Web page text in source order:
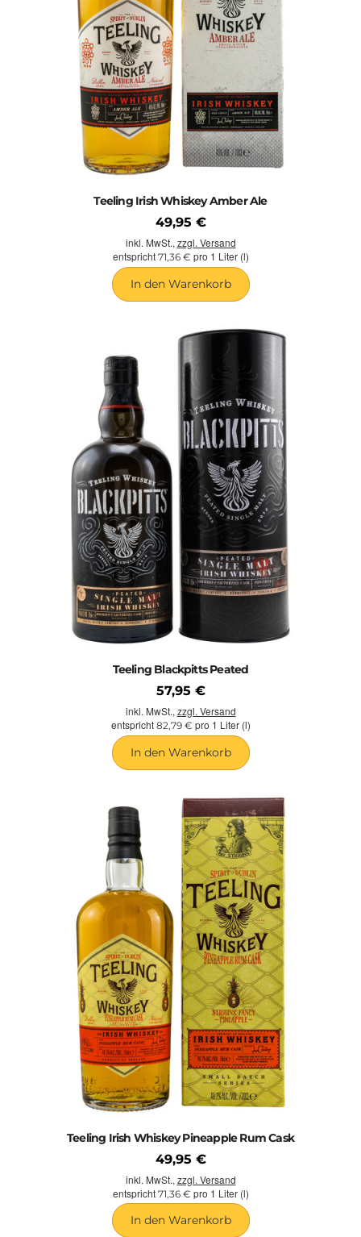
Teeling Irish Whiskey Amber Ale
49,95 €
inkl. MwSt., zzgl. Versand
entspricht 71,36 € pro 1 Liter (l)
In den Warenkorb
Teeling Blackpitts Peated
57,95 €
inkl. MwSt., zzgl. Versand
entspricht 82,79 € pro 1 Liter (l)
In den Warenkorb
Teeling Irish Whiskey Pineapple Rum Cask
49,95 €
inkl. MwSt., zzgl. Versand
entspricht 71,36 € pro 1 Liter (l)
In den Warenkorb